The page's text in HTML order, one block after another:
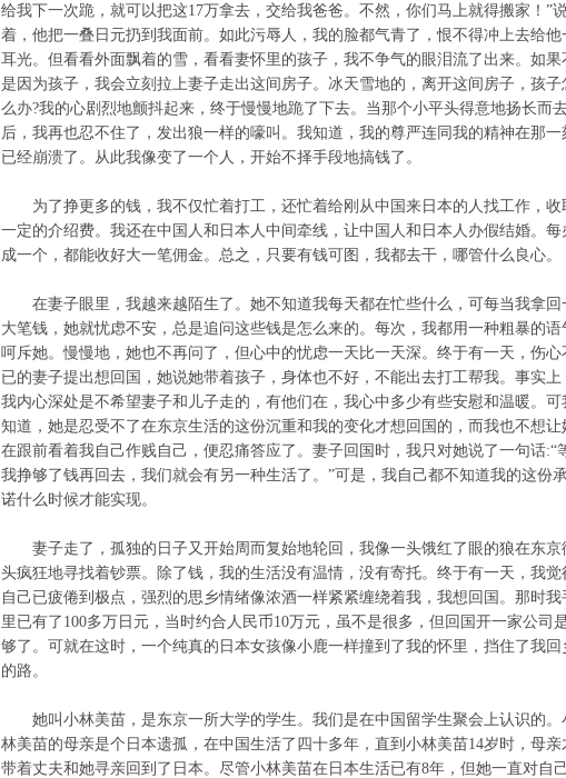
给我下一次跪，就可以把这17万拿去，交给我爸爸。不然，你们马上就得搬家！”
着，他把一叠日元扔到我面前。如此污辱人，我的脸都气青了，恨不得冲上去给他
耳光。但看看外面飘着的雪，看看妻怀里的孩子，我不争气的眼泪流了出来。如果
是因为孩子，我会立刻拉上妻子走出这间房子。冰天雪地的，离开这间房子，孩子
么办?我的心剧烈地颤抖起来，终于慢慢地跪了下去。当那个小平头得意地扬长而
后，我再也忍不住了，发出狼一样的嚎叫。我知道，我的尊严连同我的精神在那一
已经崩溃了。从此我像变了一个人，开始不择手段地搞钱了。
为了挣更多的钱，我不仅忙着打工，还忙着给刚从中国来日本的人找工作，收
一定的介绍费。我还在中国人和日本人中间牵线，让中国人和日本人办假结婚。每
成一个，都能收好大一笔佣金。总之，只要有钱可图，我都去干，哪管什么良心。
在妻子眼里，我越来越陌生了。她不知道我每天都在忙些什么，可每当我拿回
大笔钱，她就忧虑不安，总是追问这些钱是怎么来的。每次，我都用一种粗暴的语
呵斥她。慢慢地，她也不再问了，但心中的忧虑一天比一天深。终于有一天，伤心
已的妻子提出想回国，她说她带着孩子，身体也不好，不能出去打工帮我。事实上
我内心深处是不希望妻子和儿子走的，有他们在，我心中多少有些安慰和温暖。可
知道，她是忍受不了在东京生活的这份沉重和我的变化才想回国的，而我也不想让
在跟前看着我自己作贱自己，便忍痛答应了。妻子回国时，我只对她说了一句话:“
我挣够了钱再回去，我们就会有另一种生活了。”可是，我自己都不知道我的这份
诺什么时候才能实现。
妻子走了，孤独的日子又开始周而复始地轮回，我像一头饿红了眼的狼在东京
头疯狂地寻找着钞票。除了钱，我的生活没有温情，没有寄托。终于有一天，我觉
自己已疲倦到极点，强烈的思乡情绪像浓酒一样紧紧缠绕着我，我想回国。那时我
里已有了100多万日元，当时约合人民币10万元，虽不是很多，但回国开一家公司
够了。可就在这时，一个纯真的日本女孩像小鹿一样撞到了我的怀里，挡住了我回
的路。
她叫小林美苗，是东京一所大学的学生。我们是在中国留学生聚会上认识的。
林美苗的母亲是个日本遗孤，在中国生活了四十多年，直到小林美苗14岁时，母亲
带着丈夫和她寻亲回到了日本。尽管小林美苗在日本生活已有8年，但她一直对自